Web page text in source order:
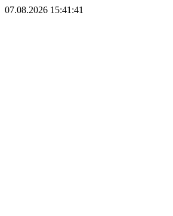
07.08.2026 15:41:41